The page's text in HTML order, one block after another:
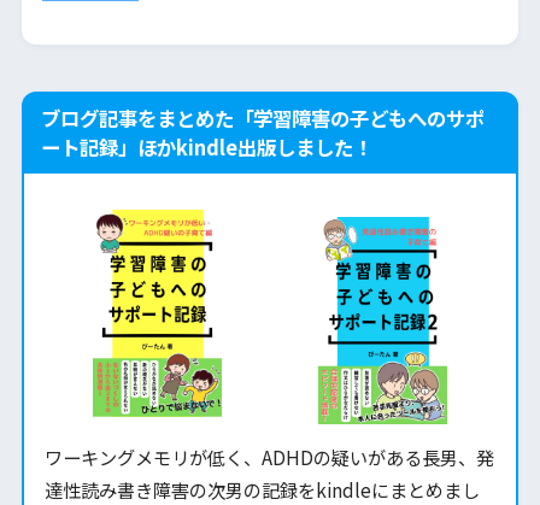
ブログ記事をまとめた「学習障害の子どもへのサポ
ート記録」ほかkindle出版しました！
ワーキングメモリが低く、ADHDの疑いがある長男、発
達性読み書き障害の次男の記録をkindleにまとめまし